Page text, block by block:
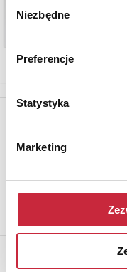
zgody
Niezbędne
Preferencje
Statystyka
Marketing
Aby otrzymywać